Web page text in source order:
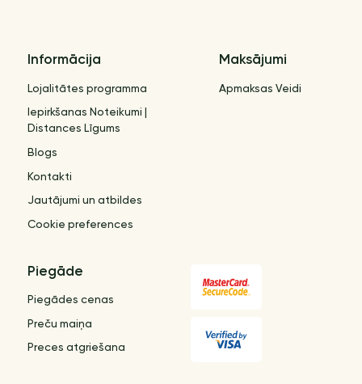
Informācija
Lojalitātes programma
Iepirkšanas Noteikumi |
Distances Līgums
Blogs
Kontakti
Jautājumi un atbildes
Cookie preferences
Maksājumi
Apmaksas Veidi
Piegāde
Piegādes cenas
Preču maiņa
Preces atgriešana